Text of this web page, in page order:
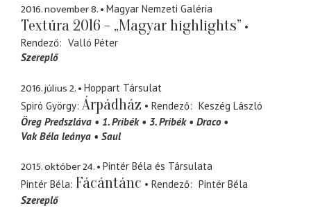
2016. november 8. Magyar Nemzeti Galéria
Textúra 2016 - „Magyar highlights”
Rendező
Valló Péter
Szereplő
2016. július 2.
Hoppart Társulat
Spiró György Árpádház Rendező
Keszég László
Öreg Predszláva
1. Pribék 3. Pribék
Draco
Vak Béla leánya
Saul
2015. október 24.
Pintér Béla és Társulata
Pintér Béla Fácántánc Rendező
Pintér Béla
Szereplő